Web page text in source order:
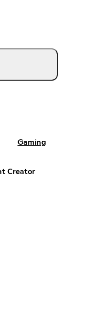
Gaming
Creator